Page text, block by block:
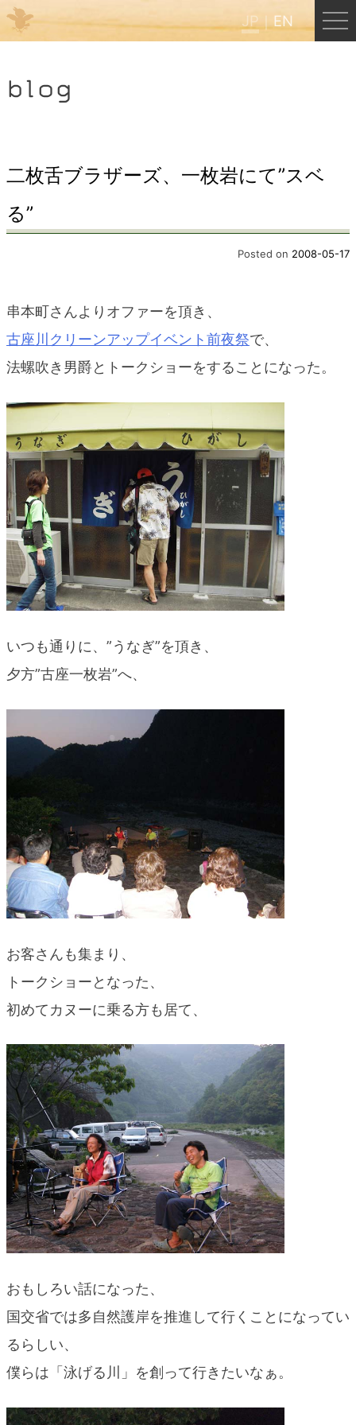
JP EN
HOME
くまのエクスペリエンス
blog
blog
二枚舌ブラザーズ、一枚岩にて”スベ
る”
Posted on 2008-05-17
串本町さんよりオファーを頂き、
古座川クリーンアップイベント前夜祭で、
法螺吹き男爵とトークショーをすることになった。
いつも通りに、”うなぎ”を頂き、
夕方”古座一枚岩”へ、
お客さんも集まり、
トークショーとなった、
初めてカヌーに乗る方も居て、
おもしろい話になった、
国交省では多自然護岸を推進して行くことになってい
るらしい、
僕らは「泳げる川」を創って行きたいなぁ。